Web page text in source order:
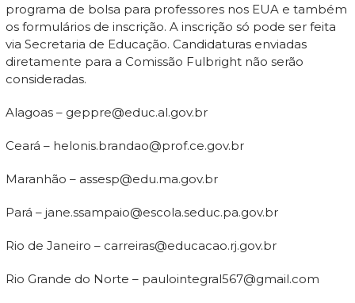
programa de bolsa para professores nos EUA e também
os formulários de inscrição. A inscrição só pode ser feita
via Secretaria de Educação. Candidaturas enviadas
diretamente para a Comissão Fulbright não serão
consideradas.
Alagoas – geppre@educ.al.gov.br
Ceará – helonis.brandao@prof.ce.gov.br
Maranhão – assesp@edu.ma.gov.br
Pará – jane.ssampaio@escola.seduc.pa.gov.br
Rio de Janeiro – carreiras@educacao.rj.gov.br
Rio Grande do Norte – paulointegral567@gmail.com